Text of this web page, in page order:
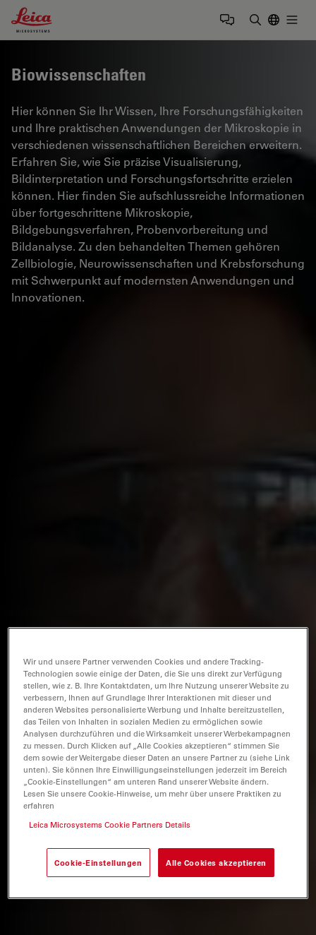
Leica Microsystems Logo
Biowissenschaften
Hier können Sie Ihr Wissen, Ihre Forschungsfähigkeiten
und Ihre praktischen Anwendungen der Mikroskopie in
verschiedenen wissenschaftlichen Bereichen erweitern.
Erfahren Sie, wie Sie präzise Visualisierung,
Bildinterpretation und Forschungsfortschritte erzielen
können. Hier finden Sie aufschlussreiche Informationen
über fortgeschrittene Mikroskopie,
Bildgebungsverfahren, Probenvorbereitung und
Bildanalyse. Zu den behandelten Themen gehören
Zellbiologie, Neurowissenschaften und Krebsforschung
mit Schwerpunkt auf modernsten Anwendungen und
Innovationen.
Wir und unsere Partner verwenden Cookies und andere Tracking-
Technologien sowie einige der Daten, die Sie uns direkt zur Verfügung
stellen, wie z. B. Ihre Kontaktdaten, um Ihre Nutzung unserer Website zu
verbessern, Ihnen auf Grundlage Ihrer Interaktionen mit dieser und
anderen Websites personalisierte Werbung und Inhalte bereitzustellen,
das Teilen von Inhalten in sozialen Medien zu ermöglichen sowie
Analysen durchzuführen und die Wirksamkeit unserer Werbekampagnen
zu messen. Durch Klicken auf „Alle Cookies akzeptieren“ stimmen Sie
dem sowie der Weitergabe dieser Daten an unsere Partner zu (siehe Link
unten). Sie können Ihre Einwilligungseinstellungen jederzeit im Bereich
„Cookie-Einstellungen“ am unteren Rand unserer Website ändern.
Lesen Sie unsere Cookie-Hinweise, um mehr über unsere Praktiken zu
erfahren
Leica Microsystems Cookie Partners Details
Cookie-Einstellungen Alle Cookies akzeptieren